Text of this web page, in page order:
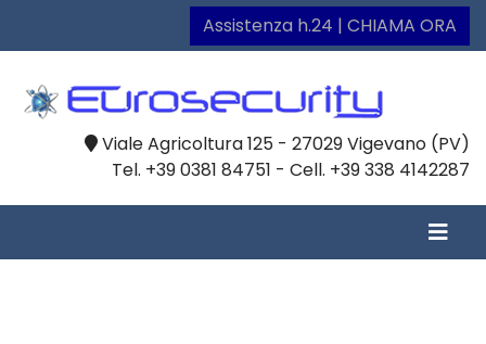
Assistenza h.24 | CHIAMA ORA
Viale Agricoltura 125 - 27029 Vigevano (PV)
Tel. +39 0381 84751 - Cell. +39 338 4142287